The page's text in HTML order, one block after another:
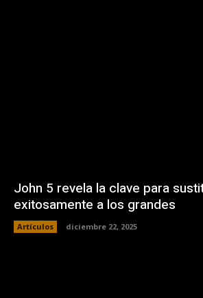
John 5 revela la clave para
exitosamente a los grandes
Artículos diciembre 22, 2025